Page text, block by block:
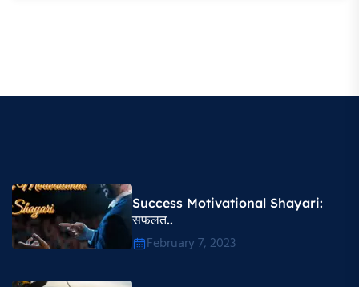
Success Motivational Shayari​:
सफलत..
February 7, 2023